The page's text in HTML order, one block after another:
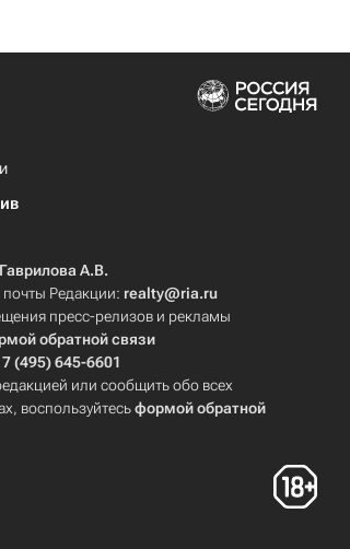
Гаврилова А.В.
Редакции: realty@ria.ru
пресс-релизов и рекламы
обратной связи
7 (495) 645-6601
или сообщить обо всех
воспользуйтесьформой обратной